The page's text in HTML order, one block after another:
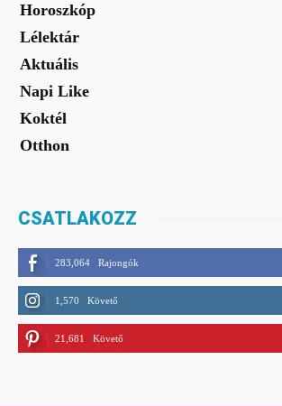
Horoszkóp
Lélektár
Aktuális
Napi Like
Koktél
Otthon
CSATLAKOZZ
283,064 Rajongók
1,570 Követő
21,681 Követő